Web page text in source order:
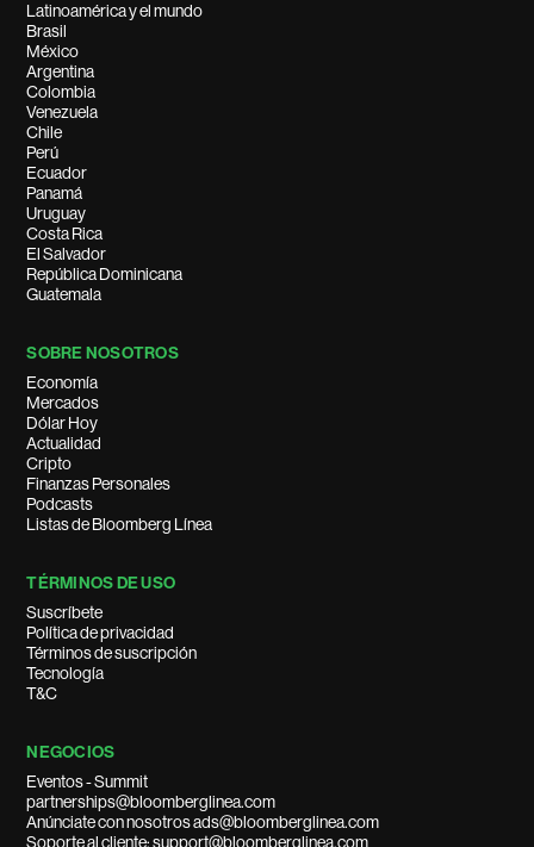
Latinoamérica y el mundo
Brasil
México
Argentina
Colombia
Venezuela
Chile
Perú
Ecuador
Panamá
Uruguay
Costa Rica
El Salvador
República Dominicana
Guatemala
SOBRE NOSOTROS
Economía
Mercados
Dólar Hoy
Actualidad
Cripto
Finanzas Personales
Podcasts
Listas de Bloomberg Línea
TÉRMINOS DE USO
Suscríbete
Política de privacidad
Términos de suscripción
Tecnología
T&C
NEGOCIOS
Eventos - Summit
partnerships@bloomberglinea.com
Anúnciate con nosotros ads@bloomberglinea.com
Soporte al cliente: support@bloomberglinea.com